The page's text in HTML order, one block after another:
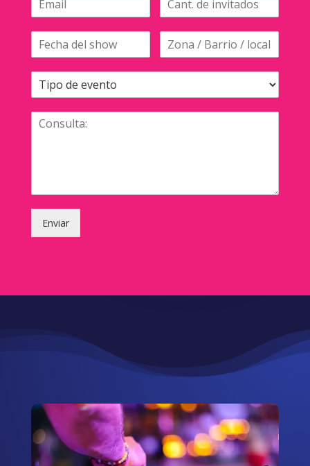
Enviar